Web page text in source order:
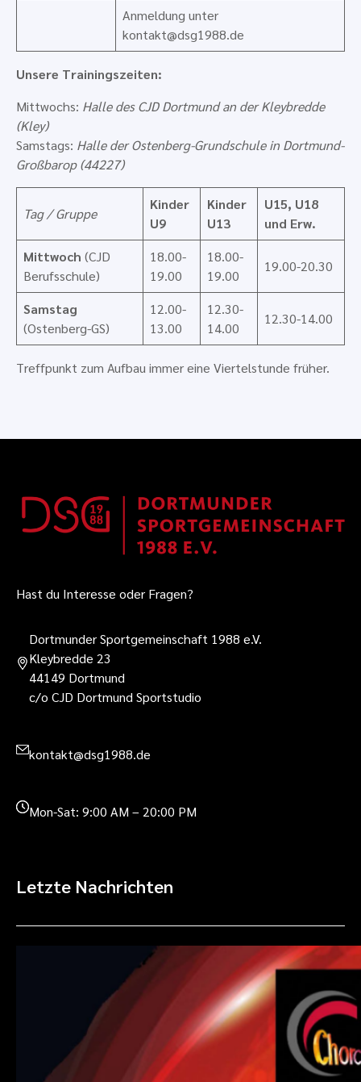
Anmeldung unter
kontakt@dsg1988.de
Unsere Trainingszeiten:
Mittwochs: Halle des CJD Dortmund an der Kleybredde
(Kley)
Samstags: Halle der Ostenberg-Grundschule in Dortmund-
Großbarop (44227)
Tag / Gruppe
Kinder
U9
Kinder
U13
U15, U18
und Erw.
Mittwoch (CJD
Berufsschule)
18.00-
19.00
18.00-
19.00
19.00-20.30
Samstag
(Ostenberg-GS)
12.00-
13.00
12.30-
14.00
12.30-14.00
Treffpunkt zum Aufbau immer eine Viertelstunde früher.
Hast du Interesse oder Fragen?
Dortmunder Sportgemeinschaft 1988 e.V.
Kleybredde 23
44149 Dortmund
c/o CJD Dortmund Sportstudio
kontakt@dsg1988.de
Mon-Sat: 9:00 AM – 20:00 PM
Letzte Nachrichten